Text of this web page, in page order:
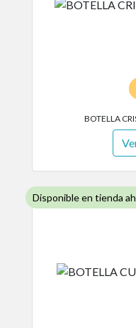
BOTELLA
Disponible en tienda